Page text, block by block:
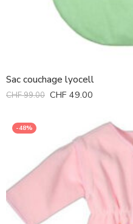
Sac couchage lyocell
CHF99.00 CHF 49.00
-48%